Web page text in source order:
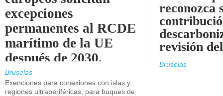
excepciones
permanentes al RCDE
marítimo de la UE
después de 2030.
Bruselas
Exenciones para conexiones con islas y
regiones ultraperiféricas, para buques de
reconozca
revisión
Bruselas